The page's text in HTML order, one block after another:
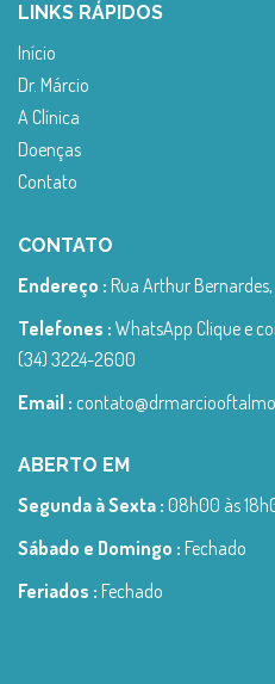
LINKS RÁPIDOS
Início
Dr. Márcio
A Clínica
Doenças
Contato
CONTATO
Endereço : Rua Arthur
Telefones : WhatsApp Clique e
(34) 3224-2600
Email :
ABERTO EM
Segunda à Sexta : 08h00 às
Sábado e Domingo : Fechado
Feriados : Fechado